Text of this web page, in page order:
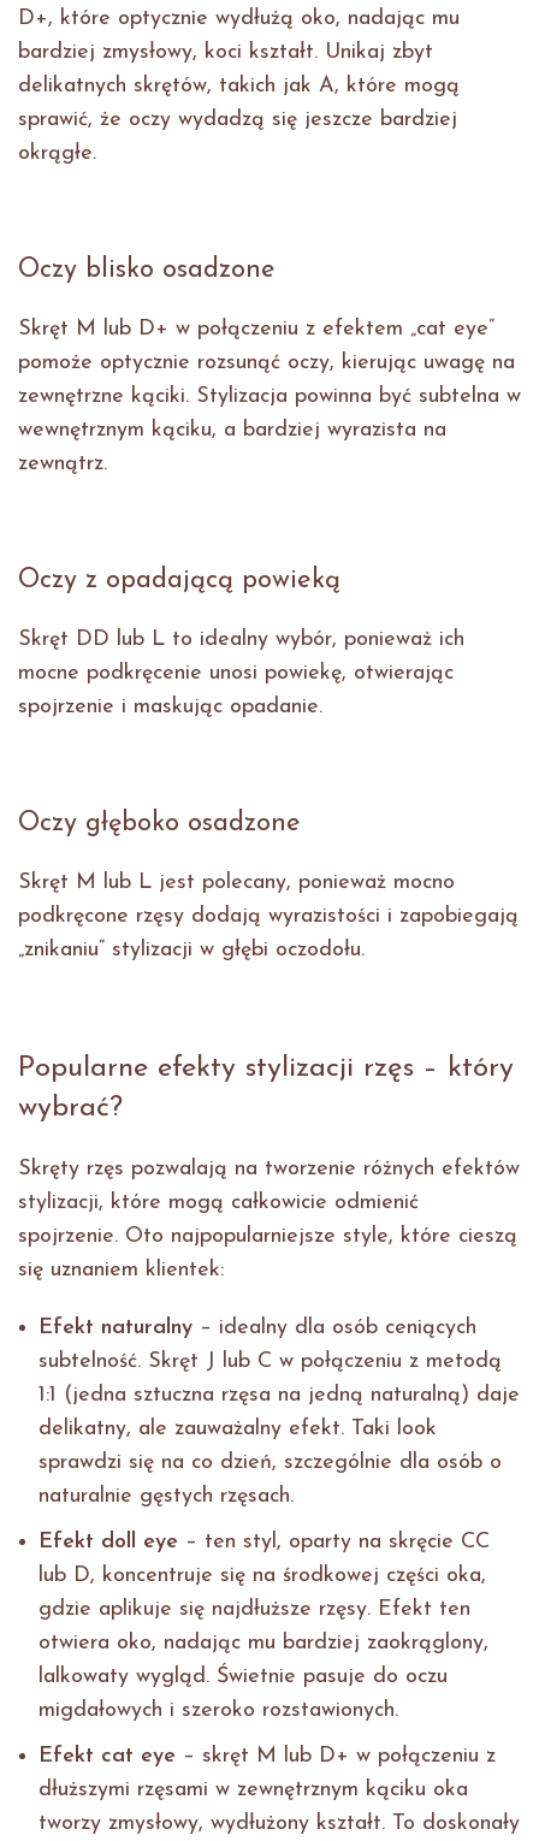
D+, które optycznie wydłużą oko, nadając mu
bardziej zmysłowy, koci kształt. Unikaj zbyt
delikatnych skrętów, takich jak A, które mogą
sprawić, że oczy wydadzą się jeszcze bardziej
okrągłe.
Oczy blisko osadzone
Skręt M lub D+ w połączeniu z efektem „cat eye”
pomoże optycznie rozsunąć oczy, kierując uwagę na
zewnętrzne kąciki. Stylizacja powinna być subtelna w
wewnętrznym kąciku, a bardziej wyrazista na
zewnątrz.
Oczy z opadającą powieką
Skręt DD lub L to idealny wybór, ponieważ ich
mocne podkręcenie unosi powiekę, otwierając
spojrzenie i maskując opadanie.
Oczy głęboko osadzone
Skręt M lub L jest polecany, ponieważ mocno
podkręcone rzęsy dodają wyrazistości i zapobiegają
„znikaniu” stylizacji w głębi oczodołu.
Popularne efekty stylizacji rzęs – który
wybrać?
Skręty rzęs pozwalają na tworzenie różnych efektów
stylizacji, które mogą całkowicie odmienić
spojrzenie. Oto najpopularniejsze style, które cieszą
się uznaniem klientek:
Efekt naturalny – idealny dla osób ceniących
subtelność. Skręt J lub C w połączeniu z metodą
1:1 (jedna sztuczna rzęsa na jedną naturalną) daje
delikatny, ale zauważalny efekt. Taki look
sprawdzi się na co dzień, szczególnie dla osób o
naturalnie gęstych rzęsach.
Efekt doll eye – ten styl, oparty na skręcie CC
lub D, koncentruje się na środkowej części oka,
gdzie aplikuje się najdłuższe rzęsy. Efekt ten
otwiera oko, nadając mu bardziej zaokrąglony,
lalkowaty wygląd. Świetnie pasuje do oczu
migdałowych i szeroko rozstawionych.
Efekt cat eye – skręt M lub D+ w połączeniu z
dłuższymi rzęsami w zewnętrznym kąciku oka
tworzy zmysłowy, wydłużony kształt. To doskonały